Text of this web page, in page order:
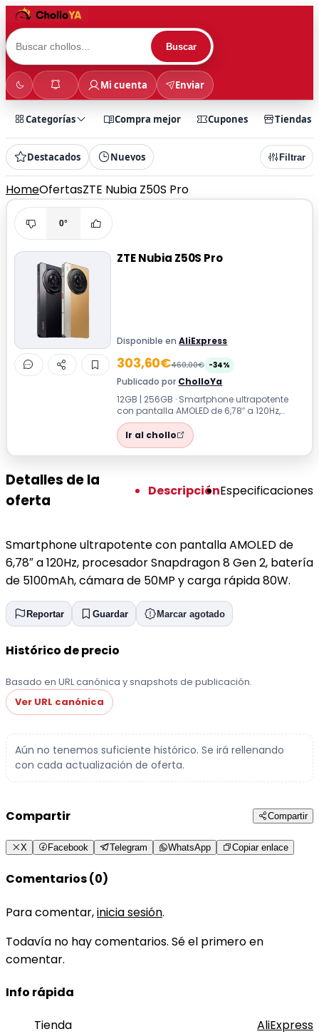
Buscar
Mi cuenta Enviar
Categorías Compra mejor Cupones Tiendas
Destacados Nuevos Filtrar
HomeOfertasZTE Nubia Z50S Pro
0°
ZTE Nubia Z50S Pro
Disponible enAliExpress
303,60€460,00€ -34%
Publicado por CholloYa
12GB | 256GB · Smartphone ultrapotente
con pantalla AMOLED de 6,78″ a 120Hz,
procesador Snapdragon 8 Gen 2, batería
d...Ir al chollo
Detalles de la
oferta
DescripciónEspecificaciones
Smartphone ultrapotente con pantalla AMOLED de
6,78″ a 120Hz, procesador Snapdragon 8 Gen 2, batería
de 5100mAh, cámara de 50MP y carga rápida 80W.
Reportar Guardar Marcar agotado
Histórico de precio
Basado en URL canónica y snapshots de publicación.
Ver URL canónica
Aún no tenemos suficiente histórico. Se irá rellenando
con cada actualización de oferta.
Compartir Compartir
X Facebook Telegram WhatsApp Copiar enlace
Comentarios (0)
Para comentar,inicia sesión.
Todavía no hay comentarios. Sé el primero en
comentar.
Info rápida
Tienda
AliExpress